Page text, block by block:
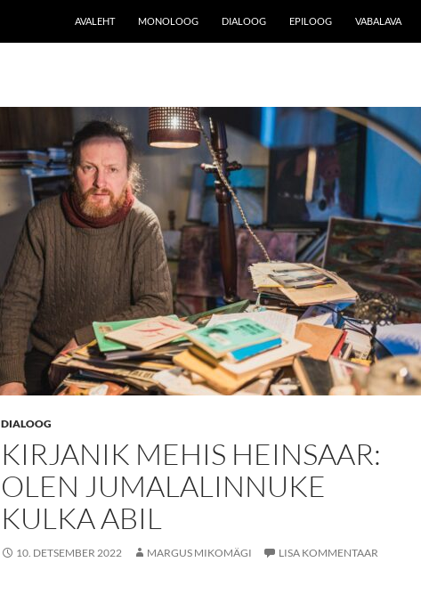
AVALEHT MONOLOOG DIALOOG EPILOOG VABALAVA
DIALOOG
KIRJANIK MEHIS HEINSAAR:
OLEN JUMALALINNUKE
KULKA ABIL
10. DETSEMBER 2022 MARGUS MIKOMÄGI LISA KOMMENTAAR